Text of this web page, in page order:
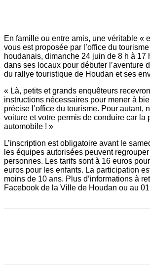
En famille ou entre amis, une véritable «
vous est proposée par l’office du
houdanais, dimanche 24 juin de 8 h à 17
dans ses locaux pour débuter l’aventure
du rallye touristique de Houdan et ses
« Là, petits et grands enquêteurs
instructions nécessaires pour mener à
précise l’office du tourisme. Pour autant,
voiture et votre permis de conduire car la
automobile ! »
L’inscription est obligatoire avant le
les équipes autorisées peuvent
personnes. Les tarifs sont à 16 euros
euros pour les enfants. La participation
moins de 10 ans. Plus d’informations à
Facebook de la Ville de Houdan ou au